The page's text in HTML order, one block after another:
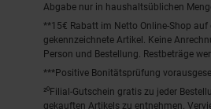
Abgabe nur in haushaltsüblichen
**15€ Rabatt im Netto Online-Shop
gekennzeichnete Artikel. Keine
Person und Bestellung. Restbeträge
***Positive Bonitätsprüfung
²⁰Filial-Gutschein gratis zu jeder
gekauften Artikels zu entnehmen.